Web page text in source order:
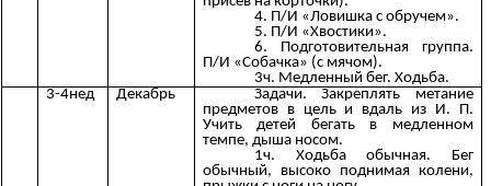
4. П/И «Ловишка с обручем».
5. П/И «Хвостики».
6. Подготовительная группа.
П/И «Собачка» (с мячом).
3ч. Медленный бег. Ходьба.
3-4нед
Декабрь
Задачи. Закреплять метание
предметов в цель и вдаль из И. П.
Учить детей бегать в медленном
темпе, дыша носом.
1ч. Ходьба обычная. Бег
обычный, высоко поднимая колени,